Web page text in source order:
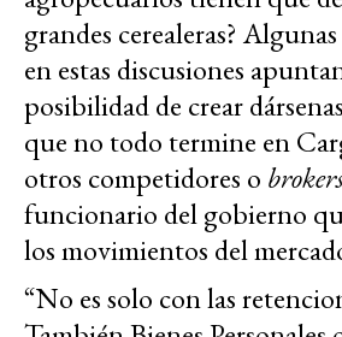
grandes cerealeras?
en estas discusiones
posibilidad de crear
que no todo termine en
otros competidores o
funcionario del gobierno
los movimientos del
“No es solo con las